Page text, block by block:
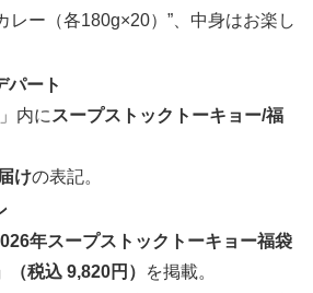
レー（各180g×20）”、中身はお楽し
パート
内に スープストックトーキョー/福
けの表記。
年スープストックトーキョー福袋
税込 9,820円）
を掲載。